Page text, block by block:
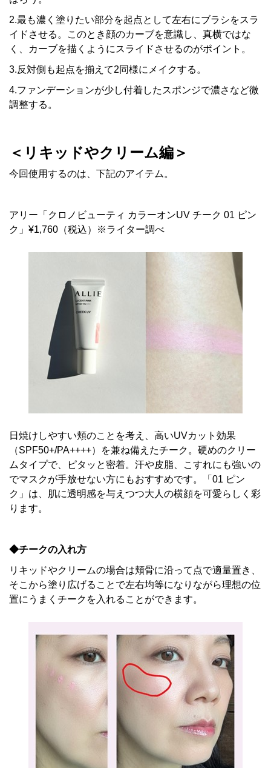
2.最も濃く塗りたい部分を起点として左右にブラシをスラ
イドさせる。このとき顔のカーブを意識し、真横ではな
く、カーブを描くようにスライドさせるのがポイント。
3.反対側も起点を揃えて2同様にメイクする。
4.ファンデーションが少し付着したスポンジで濃さなど微
調整する。
＜リキッドやクリーム編＞
今回使用するのは、下記のアイテム。
アリー「クロノビューティ カラーオンUV チーク 01 ピン
ク」¥1,760（税込）※ライター調べ
日焼けしやすい頬のことを考え、高いUVカット効果
（SPF50+/PA++++）を兼ね備えたチーク。硬めのクリー
ムタイプで、ピタッと密着。汗や皮脂、こすれにも強いの
でマスクが手放せない方にもおすすめです。「01 ピン
ク」は、肌に透明感を与えつつ大人の横顔を可愛らしく彩
ります。
◆チークの入れ方
リキッドやクリームの場合は頬骨に沿って点で適量置き、
そこから塗り広げることで左右均等になりながら理想の位
置にうまくチークを入れることができます。